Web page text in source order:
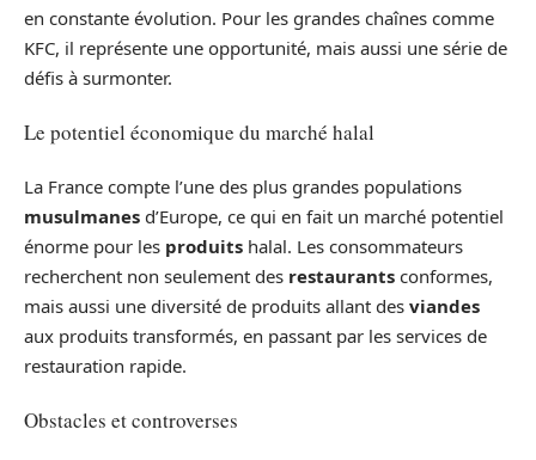
en constante évolution. Pour les grandes chaînes comme
KFC, il représente une opportunité, mais aussi une série de
défis à surmonter.
Le potentiel économique du marché halal
La France compte l’une des plus grandes populations
musulmanes d’Europe, ce qui en fait un marché potentiel
énorme pour les produits halal. Les consommateurs
recherchent non seulement des restaurants conformes,
mais aussi une diversité de produits allant des viandes
aux produits transformés, en passant par les services de
restauration rapide.
Obstacles et controverses